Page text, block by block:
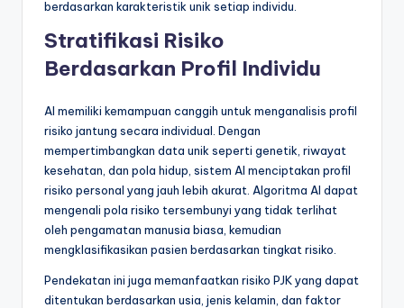
berdasarkan karakteristik unik setiap individu.
Stratifikasi Risiko
Berdasarkan Profil Individu
AI memiliki kemampuan canggih untuk menganalisis profil
risiko jantung secara individual. Dengan
mempertimbangkan data unik seperti genetik, riwayat
kesehatan, dan pola hidup, sistem AI menciptakan profil
risiko personal yang jauh lebih akurat. Algoritma AI dapat
mengenali pola risiko tersembunyi yang tidak terlihat
oleh pengamatan manusia biasa, kemudian
mengklasifikasikan pasien berdasarkan tingkat risiko.
Pendekatan ini juga memanfaatkan risiko PJK yang dapat
ditentukan berdasarkan usia, jenis kelamin, dan faktor